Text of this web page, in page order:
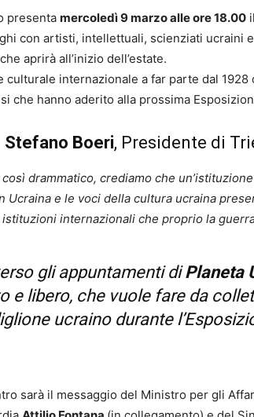
presenta mercoledì 9 marzo alle ore 18.00
con artisti, intellettuali, scienziati ucraini
aprirà all’inizio dell’estate.
culturale internazionale a far parte dal
che hanno aderito alla prossima
Stefano Boeri, Presidente di
così drammatico, crediamo che
Ucraina e le voci della cultura ucraina
internazionali che proprio la
gli appuntamenti diPlaneta
e libero, che vuole fare da
ucraino durante
sarà il messaggio del Ministro per gli